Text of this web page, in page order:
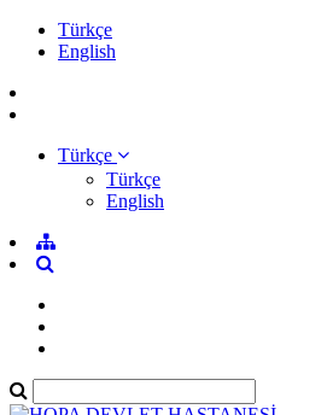
Türkçe
English
Türkçe
Türkçe
English